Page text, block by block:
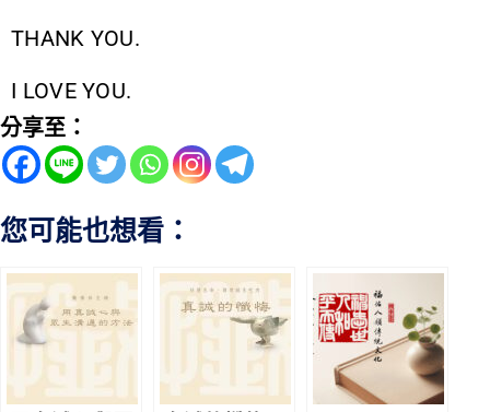
THANK YOU.
I LOVE YOU.
分享至：
您可能也想看：